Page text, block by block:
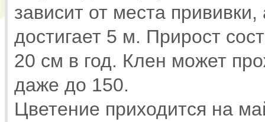
зависит от места
достигает 5 м. Прирост
20 см в год. Клен может
даже до 150.
Цветение приходится на